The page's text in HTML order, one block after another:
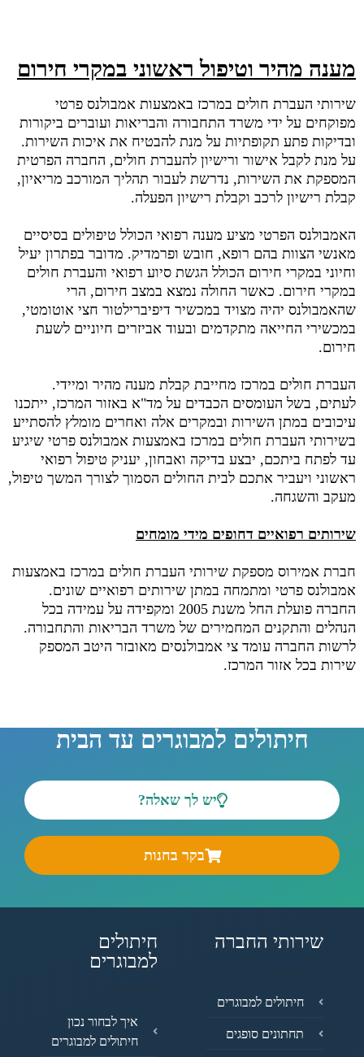
מענה מהיר וטיפול ראשוני במקרי חירום
שירותי העברת חולים במרכז באמצעות אמבולנס פרטי
מפוקחים על ידי משרד התחבורה והבריאות ועוברים ביקורות
ובדיקות פתע תקופתיות על מנת להבטיח את איכות השירות.
על מנת לקבל אישור ורישיון להעברת חולים, החברה הפרטית
המספקת את השירות, נדרשת לעבור תהליך המורכב מריאיון,
קבלת רישיון לרכב וקבלת רישיון הפעלה.
האמבולנס הפרטי מציע מענה רפואי הכולל טיפולים בסיסיים
מאנשי הצוות בהם רופא, חובש ופרמדיק. מדובר בפתרון יעיל
וחיוני במקרי חירום הכולל הגשת סיוע רפואי והעברת חולים
במקרי חירום. כאשר החולה נמצא במצב חירום, הרי
שהאמבולנס יהיה מצויד במכשיר דיפיברילטור חצי אוטומטי,
במכשירי החייאה מתקדמים ובעוד אביזרים חיוניים לשעת
חירום.
העברת חולים במרכז מחייבת קבלת מענה מהיר ומיידי.
לעתים, בשל העומסים הכבדים על מד"א באזור המרכז, ייתכנו
עיכובים במתן השירות ובמקרים אלה ואחרים מומלץ להסתייע
בשירותי העברת חולים במרכז באמצעות אמבולנס פרטי שיגיע
עד לפתח ביתכם, יבצע בדיקה ואבחון, יעניק טיפול רפואי
ראשוני ויעביר אתכם לבית החולים הסמוך לצורך המשך טיפול,
מעקב והשגחה.
שירותים רפואיים דחופים מידי מומחים
חברת אמירוס מספקת שירותי העברת חולים במרכז באמצעות
אמבולנס פרטי ומתמחה במתן שירותים רפואיים שונים.
החברה פועלת החל משנת 2005 ומקפידה על עמידה בכל
הנהלים והתקנים המחמירים של משרד הבריאות והתחבורה.
לרשות החברה עומד צי אמבולנסים מאובזר היטב המספק
שירות בכל אזור המרכז.
חיתולים למבוגרים עד הבית
יש לך שאלה?
בקר בחנות
שירותי החברה
חיתולים למבוגרים
תחתונים סופגים
חיתולים
למבוגרים
איך לבחור נכון
חיתולים למבוגרים